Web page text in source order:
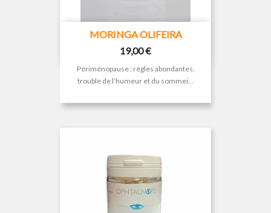
MORINGA OLIFEIRA
Prix
19,00 €
Périménopause : règles abondantes,
trouble de l’humeur et du sommei...